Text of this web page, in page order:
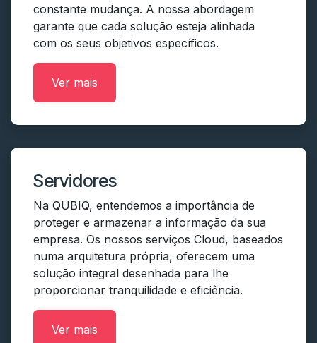
constante mudança. A nossa abordagem
garante que cada solução esteja alinhada
com os seus objetivos específicos.
Ver mais
Servidores
Na QUBIQ, entendemos a importância de
proteger e armazenar a informação da sua
empresa. Os nossos serviços Cloud, baseados
numa arquitetura própria, oferecem uma
solução integral desenhada para lhe
proporcionar tranquilidade e eficiência.
Ver mais